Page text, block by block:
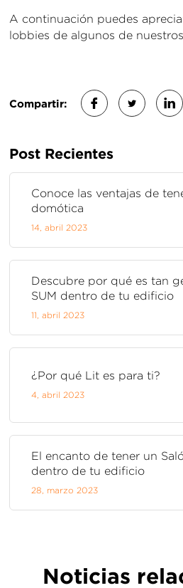
A continuación puedes
lobbies de algunos de
Compartir:
Post Recientes
Conoce las ventajas de
domótica
14,abril 2023
Descubre por qué es tan
SUM dentro de tu edificio
11,abril 2023
¿Por qué Lit es para ti?
4,abril 2023
El encanto de tener un
dentro de tu edificio
28, marzo 2023
Noticias